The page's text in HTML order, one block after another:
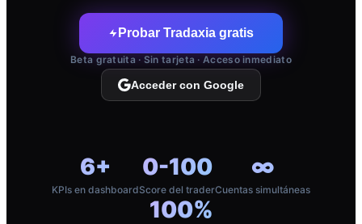
Probar Tradaxia gratis
Beta gratuita · Sin tarjeta · Acceso inmediato
Acceder con Google
6+
KPIs en dashboard
0-100
Score del trader
∞
Cuentas simultáneas
100%